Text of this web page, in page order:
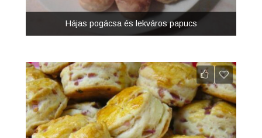
Hájas pogácsa és lekváros papucs